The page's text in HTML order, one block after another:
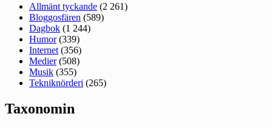
Allmänt tyckande (2 261)
Bloggosfären (589)
Dagbok (1 244)
Humor(339)
Internet (356)
Medier(508)
Musik (355)
Tekniknörderi (265)
Taxonomin